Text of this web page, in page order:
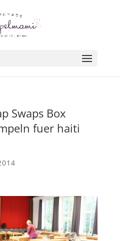
Swaps Box
fuer haiti